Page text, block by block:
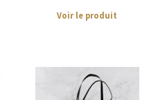
Voir le produit